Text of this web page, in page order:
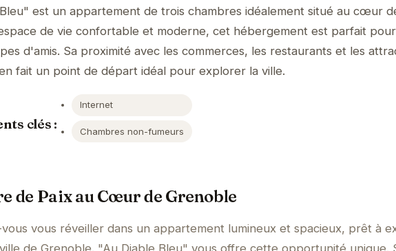
est un appartement de trois chambres idéalement situé au cœur
de vie confortable et moderne, cet hébergement est parfait
d'amis. Sa proximité avec les commerces, les restaurants et les
fait un point de départ idéal pour explorer la ville.
clés :
Internet
Chambres non-fumeurs
de Paix au Cœur de Grenoble
vous vous réveiller dans un appartement lumineux et spacieux, prêt à
de Grenoble. "Au Diable Bleu" vous offre cette opportunité unique.